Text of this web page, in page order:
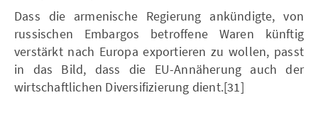
Dass die armenische Regierung ankündigte, von
russischen Embargos betroffene Waren künftig
verstärkt nach Europa exportieren zu wollen, passt
in das Bild, dass die EU-Annäherung auch der
wirtschaftlichen Diversifizierung dient.[31]